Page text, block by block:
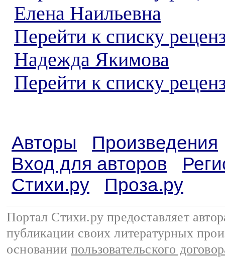
Елена Наильевна
Перейти к списку
Надежда Якимова
Перейти к списку
Авторы
Произведения
Вход для авторов
Стихи.ру
Проза.ру
Портал Стихи.ру предоставляет
публикации своих литературных
основании пользовательского